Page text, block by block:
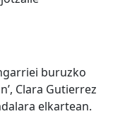
buruzko
Clara Gutierrez
elkartean.